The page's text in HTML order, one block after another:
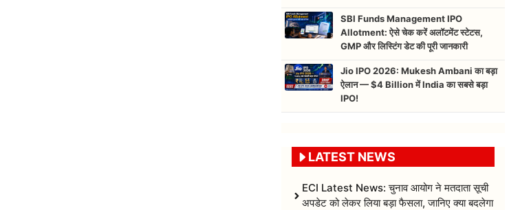
SBI Funds Management IPO
Allotment: ऐसे चेक करें अलॉटमेंट स्टेटस,
GMP और लिस्टिंग डेट की पूरी जानकारी
Jio IPO 2026: Mukesh Ambani का बड़ा
ऐलान — $4 Billion में India का सबसे बड़ा
IPO!
LATEST NEWS
ECI Latest News: चुनाव आयोग ने मतदाता सूची
अपडेट को लेकर लिया बड़ा फैसला, जानिए क्या बदलेगा